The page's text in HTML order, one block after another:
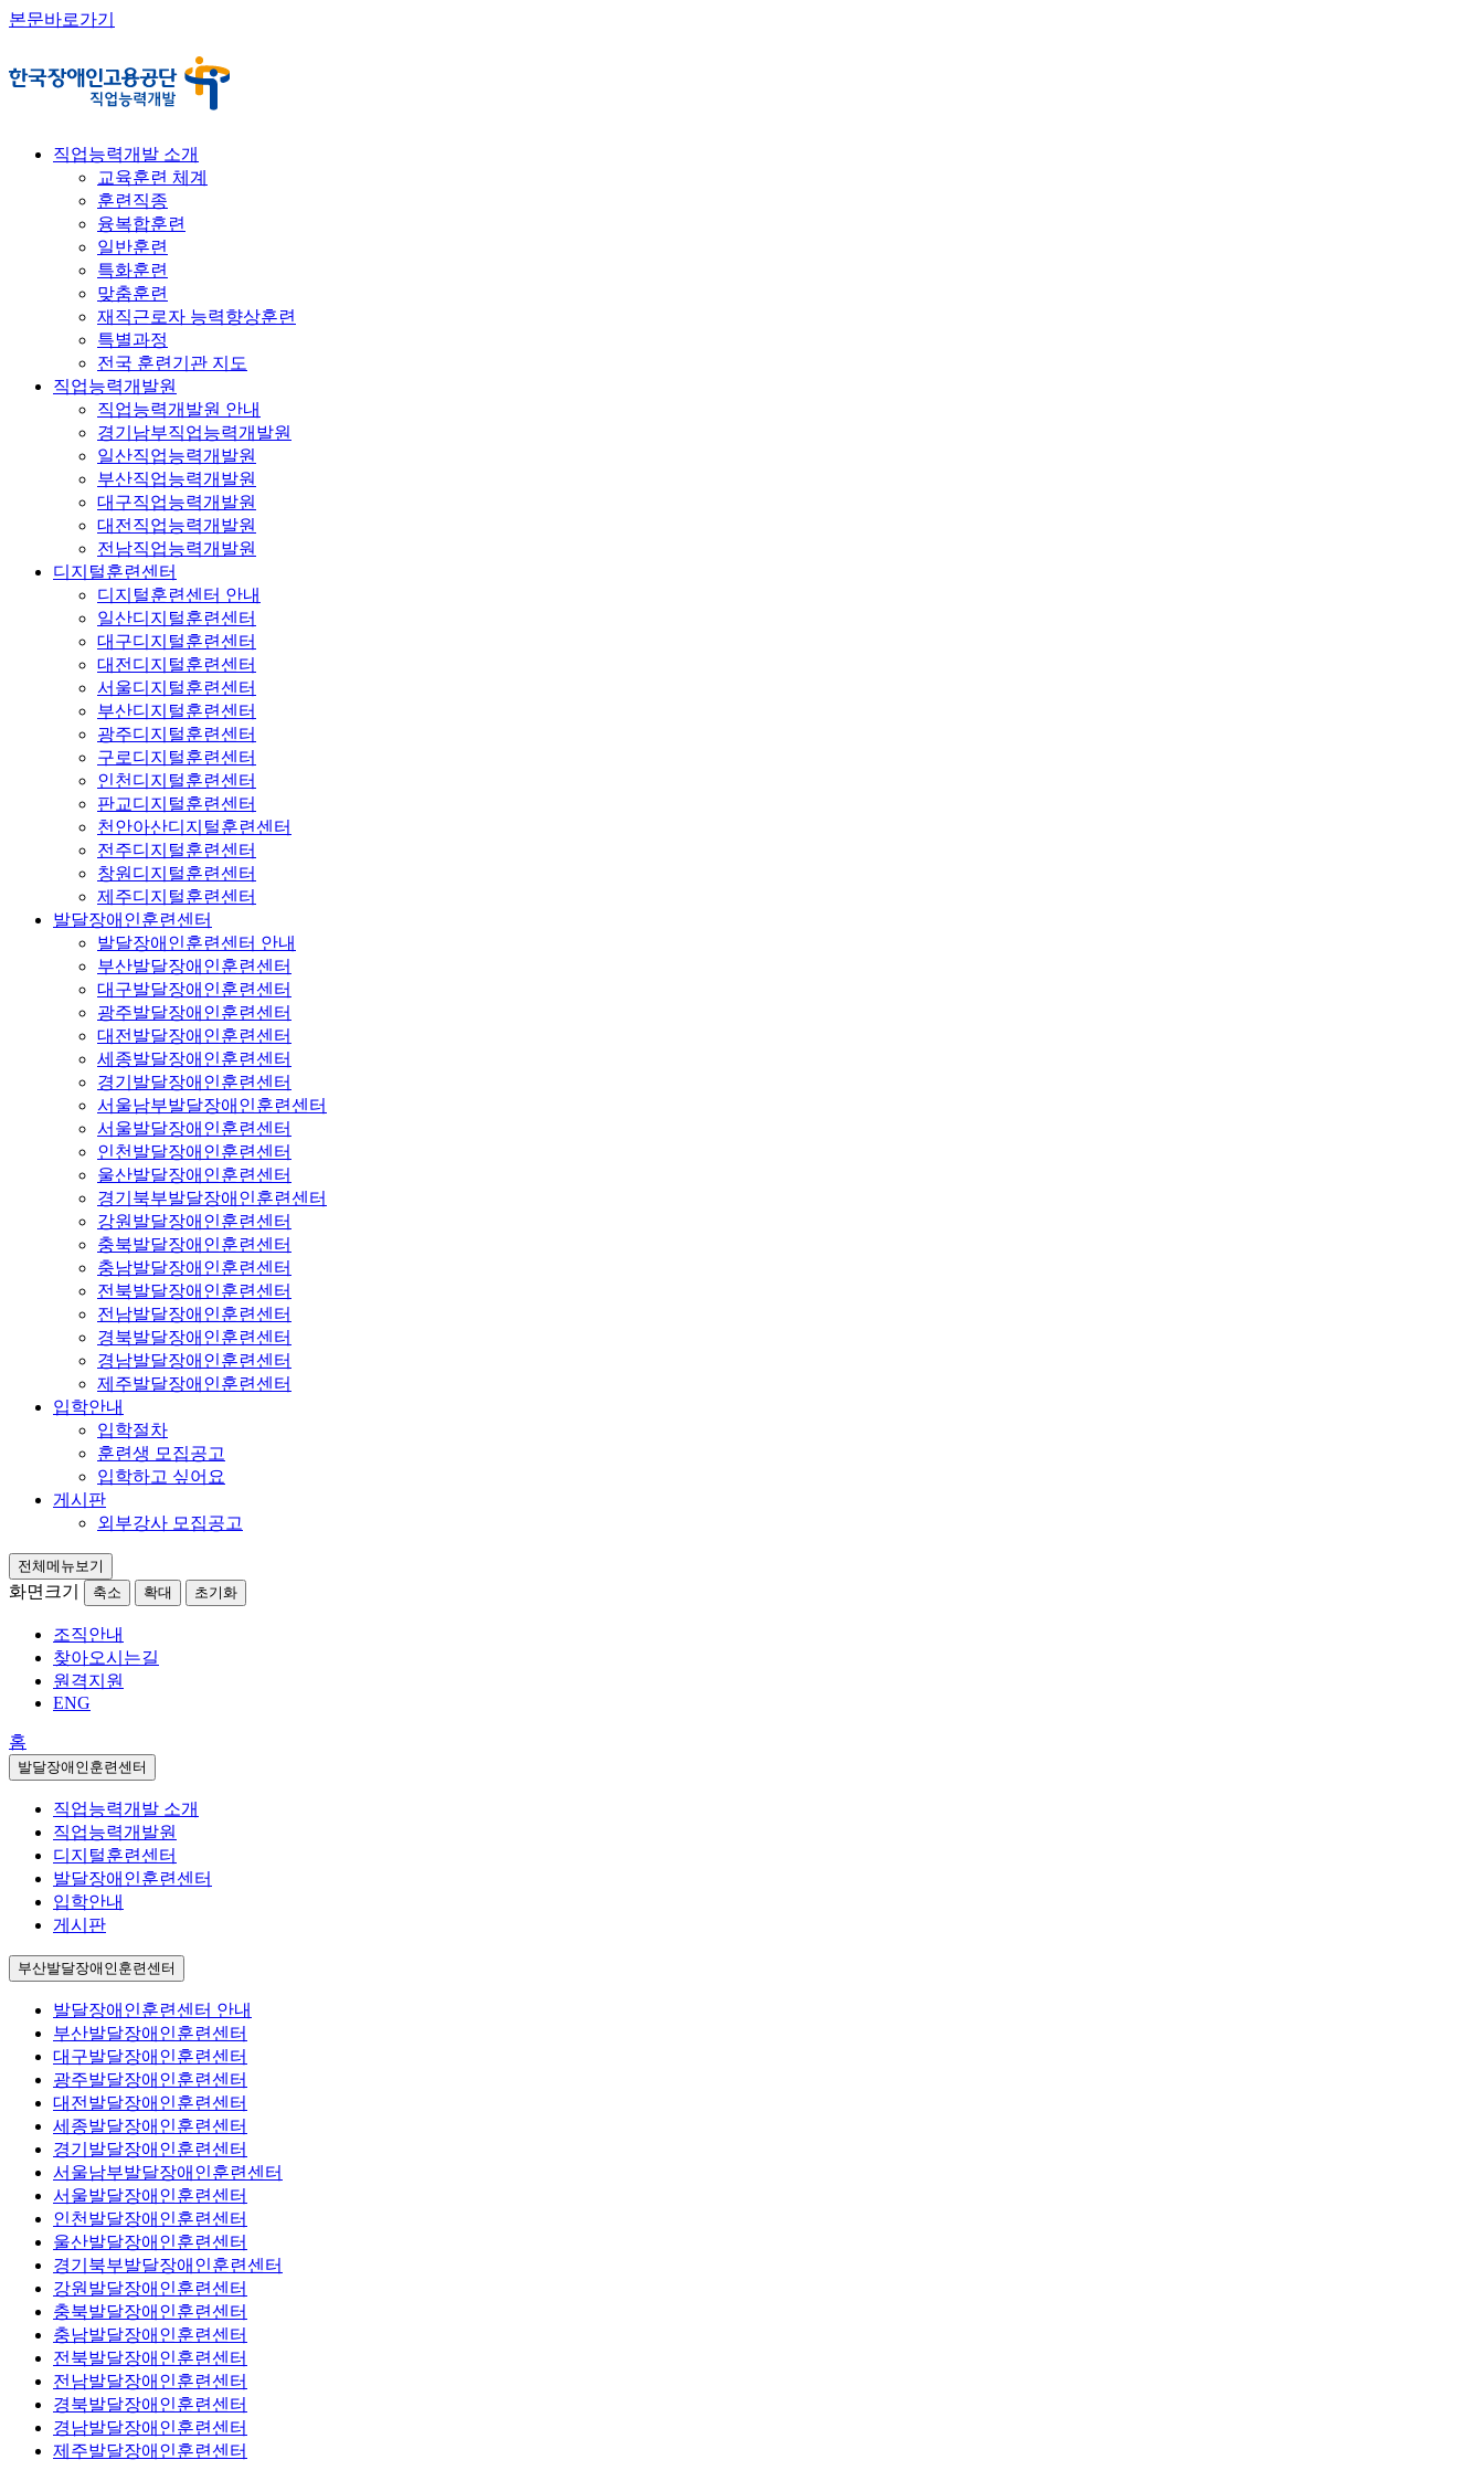
본문바로가기
직업능력개발 소개
교육훈련 체계
훈련직종
융복합훈련
일반훈련
특화훈련
맞춤훈련
재직근로자 능력향상훈련
특별과정
전국 훈련기관 지도
직업능력개발원
직업능력개발원 안내
경기남부직업능력개발원
일산직업능력개발원
부산직업능력개발원
대구직업능력개발원
대전직업능력개발원
전남직업능력개발원
디지털훈련센터
디지털훈련센터 안내
일산디지털훈련센터
대구디지털훈련센터
대전디지털훈련센터
서울디지털훈련센터
부산디지털훈련센터
광주디지털훈련센터
구로디지털훈련센터
인천디지털훈련센터
판교디지털훈련센터
천안아산디지털훈련센터
전주디지털훈련센터
창원디지털훈련센터
제주디지털훈련센터
발달장애인훈련센터
발달장애인훈련센터 안내
부산발달장애인훈련센터
대구발달장애인훈련센터
광주발달장애인훈련센터
대전발달장애인훈련센터
세종발달장애인훈련센터
경기발달장애인훈련센터
서울남부발달장애인훈련센터
서울발달장애인훈련센터
인천발달장애인훈련센터
울산발달장애인훈련센터
경기북부발달장애인훈련센터
강원발달장애인훈련센터
충북발달장애인훈련센터
충남발달장애인훈련센터
전북발달장애인훈련센터
전남발달장애인훈련센터
경북발달장애인훈련센터
경남발달장애인훈련센터
제주발달장애인훈련센터
입학안내
입학절차
훈련생 모집공고
입학하고 싶어요
게시판
외부강사 모집공고
전체메뉴보기
화면크기 축소 확대 초기화
조직안내
찾아오시는길
원격지원
ENG
홈
발달장애인훈련센터
직업능력개발 소개
직업능력개발원
디지털훈련센터
발달장애인훈련센터
입학안내
게시판
부산발달장애인훈련센터
발달장애인훈련센터 안내
부산발달장애인훈련센터
대구발달장애인훈련센터
광주발달장애인훈련센터
대전발달장애인훈련센터
세종발달장애인훈련센터
경기발달장애인훈련센터
서울남부발달장애인훈련센터
서울발달장애인훈련센터
인천발달장애인훈련센터
울산발달장애인훈련센터
경기북부발달장애인훈련센터
강원발달장애인훈련센터
충북발달장애인훈련센터
충남발달장애인훈련센터
전북발달장애인훈련센터
전남발달장애인훈련센터
경북발달장애인훈련센터
경남발달장애인훈련센터
제주발달장애인훈련센터